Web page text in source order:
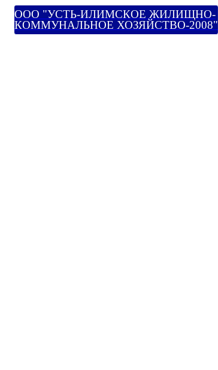
ООО "УСТЬ-ИЛИМСКОЕ ЖИЛИЩНО-
КОММУНАЛЬНОЕ ХОЗЯЙСТВО-2008"